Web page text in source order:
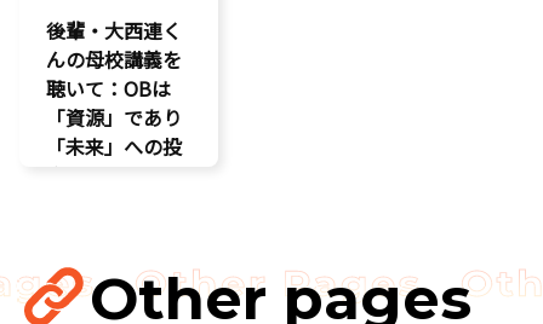
後輩・大西連く
んの母校講義を
聴いて：OBは
「資源」であり
「未来」への投
資だ
講演会Other pages